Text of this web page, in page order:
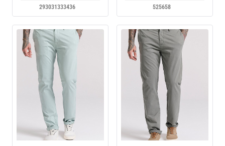
293031333436 525658